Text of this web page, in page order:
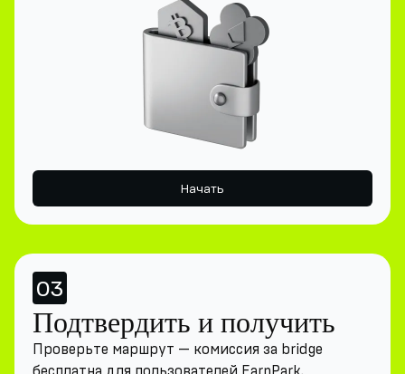
Начать
03
Подтвердить и получить
Проверьте маршрут — комиссия за bridge